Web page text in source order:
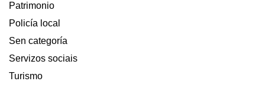
Patrimonio
Policía local
Sen categoría
Servizos sociais
Turismo